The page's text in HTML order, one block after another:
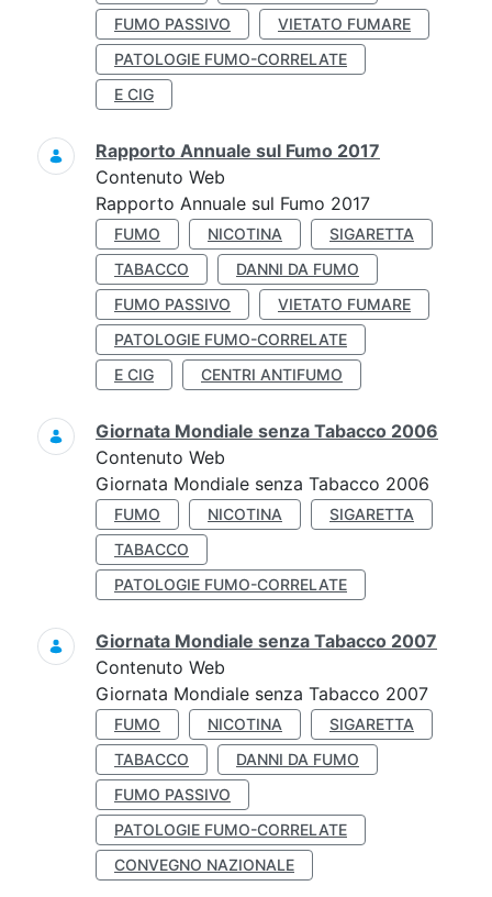
FUMO PASSIVO
VIETATO FUMARE
PATOLOGIE FUMO-CORRELATE
E CIG
Rapporto Annuale sul Fumo 2017
Contenuto Web
Rapporto Annuale sul Fumo 2017
FUMO NICOTINA
SIGARETTA
TABACCO
DANNI DA FUMO
FUMO PASSIVO
VIETATO FUMARE
PATOLOGIE FUMO-CORRELATE
E CIG
CENTRI ANTIFUMO
Giornata Mondiale senza Tabacco 2006
Contenuto Web
Giornata Mondiale senza Tabacco 2006
FUMO NICOTINA
SIGARETTA
TABACCO
PATOLOGIE FUMO-CORRELATE
Giornata Mondiale senza Tabacco 2007
Contenuto Web
Giornata Mondiale senza Tabacco 2007
FUMO NICOTINA
SIGARETTA
TABACCO
DANNI DA FUMO
FUMO PASSIVO
PATOLOGIE FUMO-CORRELATE
CONVEGNO NAZIONALE